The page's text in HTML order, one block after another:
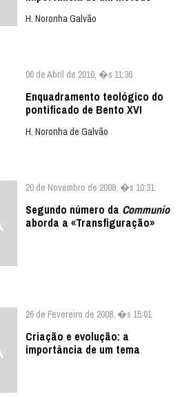
H. Noronha Galvão
06 de Abril de 2010, �s 11:36
Enquadramento teológico do
pontificado de Bento XVI
H. Noronha de Galvão
20 de Novembro de 2008, �s 10:31
Segundo número da Communio
aborda a «Transfiguração»
26 de Fevereiro de 2008, �s 15:01
Criação e evolução: a
importância de um tema